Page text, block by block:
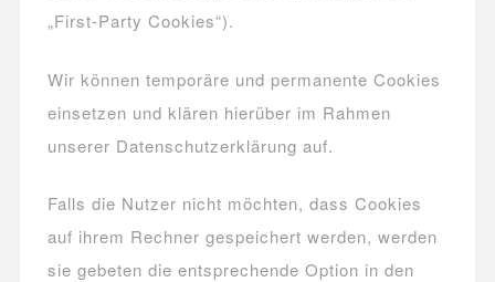
„First-Party Cookies“).
Wir können temporäre und permanente Cookies
einsetzen und klären hierüber im Rahmen
unserer Datenschutzerklärung auf.
Falls die Nutzer nicht möchten, dass Cookies
auf ihrem Rechner gespeichert werden, werden
sie gebeten die entsprechende Option in den